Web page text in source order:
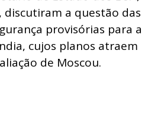
a questão das
provisórias para a
cujos planos atraem
de Moscou.